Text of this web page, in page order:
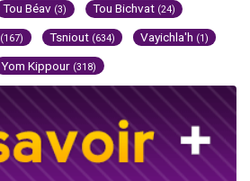
Tou Béav (3) Tou Bichvat (24)
(167) Tsniout (634) Vayichla'h (1)
Yom Kippour (318)